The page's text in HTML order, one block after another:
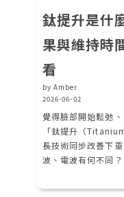
鈦提升是什
果與維持時
看
by Amber
2026-06-02
覺得臉部開始鬆弛
「鈦提升（
長技術同步改善下
波、電波有何不同